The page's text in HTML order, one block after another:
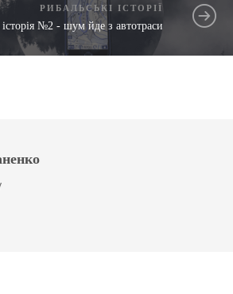
РИБАЛЬСЬКІ ІСТОРІЇ
історія №2 - шум йде з автотраси